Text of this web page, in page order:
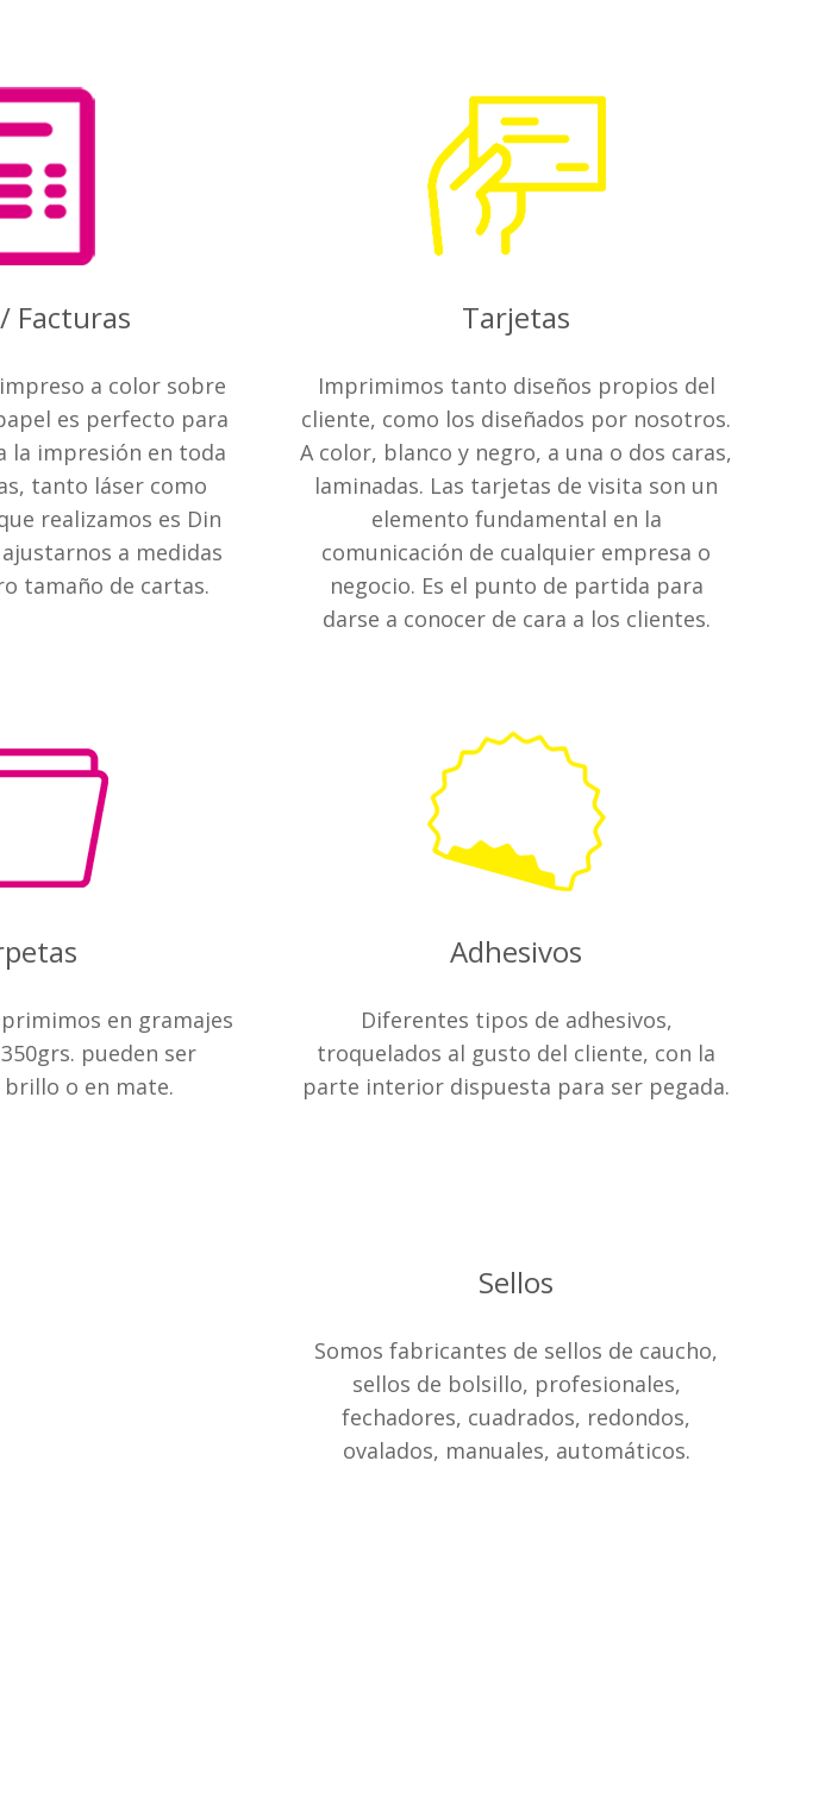
Facturas
a color sobre
es perfecto para
la impresión en toda
tanto láser como
realizamos es Din
a medidas
tamaño de cartas.
Tarjetas
Imprimimos tanto diseños propios del
cliente, como los diseñados por nosotros.
A color, blanco y negro, a una o dos caras,
laminadas. Las tarjetas de visita son un
elemento fundamental en la
comunicación de cualquier empresa o
negocio. Es el punto de partida para
darse a conocer de cara a los clientes.
en gramajes
pueden ser
brillo o en mate.
Adhesivos
Diferentes tipos de adhesivos,
troquelados al gusto del cliente, con la
parte interior dispuesta para ser pegada.
Sellos
Somos fabricantes de sellos de caucho,
sellos de bolsillo, profesionales,
fechadores, cuadrados, redondos,
ovalados, manuales, automáticos.